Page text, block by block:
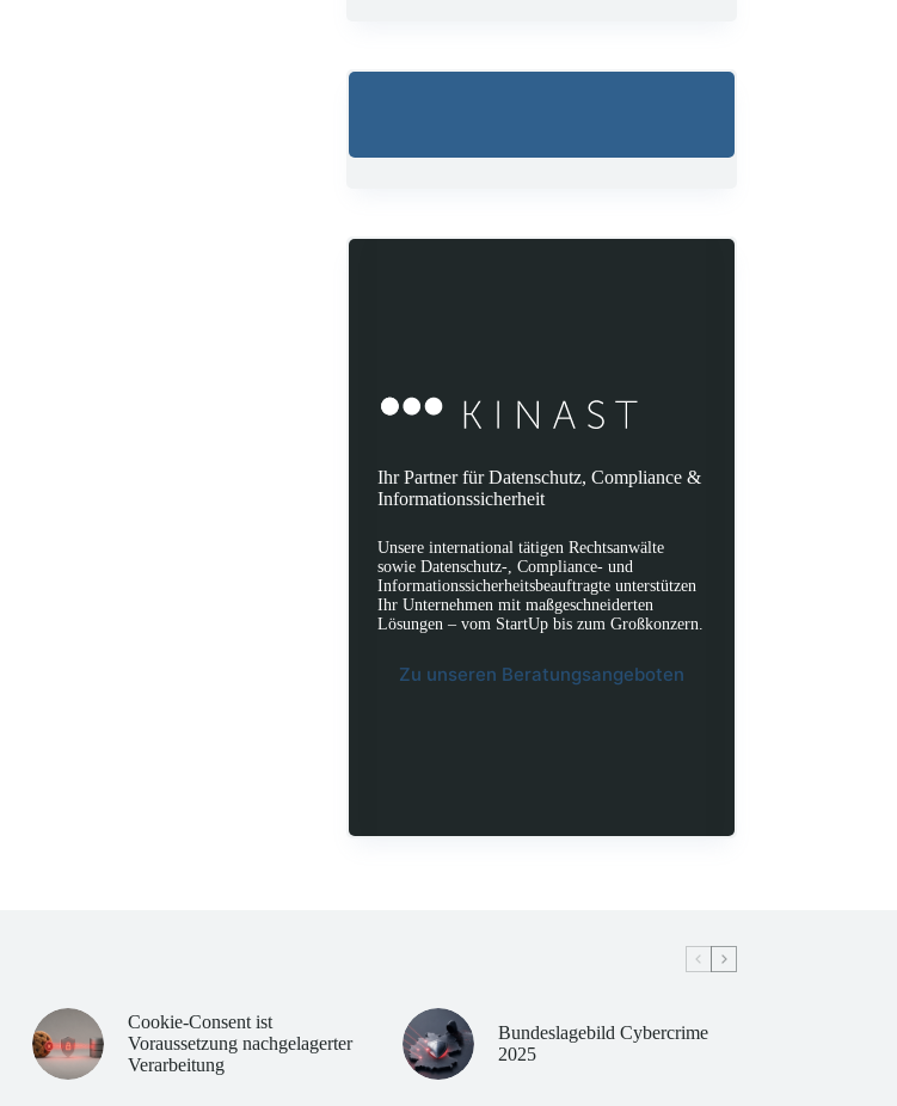
Ihr Partner für Datenschutz, Compliance &
Informationssicherheit
Unsere international tätigen Rechtsanwälte
sowie Datenschutz-, Compliance- und
Informationssicherheitsbeauftragte unterstützen
Ihr Unternehmen mit maßgeschneiderten
Lösungen – vom StartUp bis zum Großkonzern.
Zu unseren Beratungsangeboten
Cookie-Consent ist
Voraussetzung nachgelagerter
Verarbeitung
Bundeslagebild Cybercrime
2025